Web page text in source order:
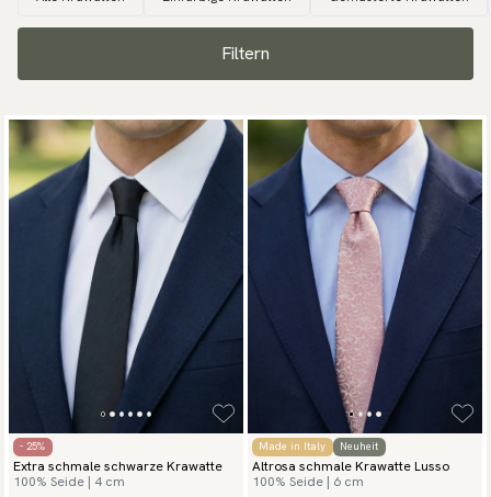
Abendessen oder Geschäftstreffen. Sie kann auch getragen
werden, um einem legeren Outfit einen modernen Touch zu
verleihen, zum Beispiel mit einem Hemd und einer Chinohose.
Filtern
- 25%
Extra schmale schwarze Krawatte
100% Seide | 4 cm
Made in Italy Neuheit
Altrosa schmale Krawatte Lusso
100% Seide | 6 cm